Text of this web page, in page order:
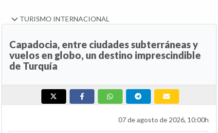
TURISMO INTERNACIONAL
Capadocia, entre ciudades subterráneas y
vuelos en globo, un destino imprescindible
de Turquía
07 de agosto de 2026, 10:00h